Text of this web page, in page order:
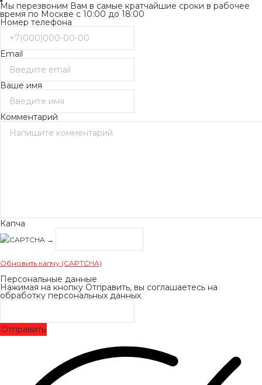
Мы перезвоним Вам в самые кратчайшие сроки в рабочее
время по Москве с 10:00 до 18:00
Номер телефона
Email
Ваше имя
Комментарий
Капча
→
Обновить капчу (CAPTCHA)
Персональные данные
Нажимая на кнопку Отправить, вы соглашаетесь на
обработку персональных данных
Отправить